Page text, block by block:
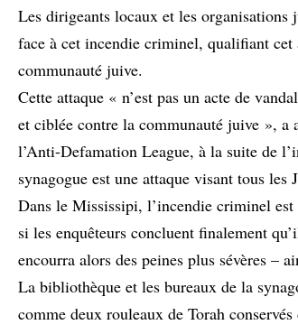
Les dirigeants locaux et les
face à cet incendie criminel, qualifiant cet
communauté juive.
Cette attaque « n’est pas un acte de
et ciblée contre la communauté juive », a
l’Anti-Defamation League, à la suite de
synagogue est une attaque visant tous
Dans le Mississipi, l’incendie criminel
si les enquêteurs concluent finalement
encourra alors des peines plus sévères –
La bibliothèque et les bureaux de la
comme deux rouleaux de Torah